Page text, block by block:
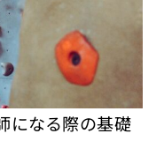
になる際の基礎